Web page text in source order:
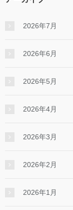
2026年7月
2026年6月
2026年5月
2026年4月
2026年3月
2026年2月
2026年1月